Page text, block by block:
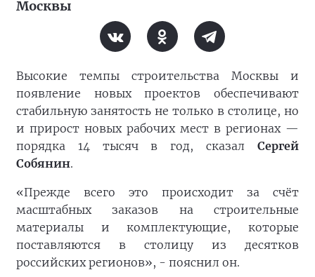
Москвы
Высокие темпы строительства Москвы и
появление новых проектов обеспечивают
стабильную занятость не только в столице, но
и прирост новых рабочих мест в регионах —
порядка 14 тысяч в год, сказал Сергей
Собянин.
«Прежде всего это происходит за счёт
масштабных заказов на строительные
материалы и комплектующие, которые
поставляются в столицу из десятков
российских регионов», - пояснил он.